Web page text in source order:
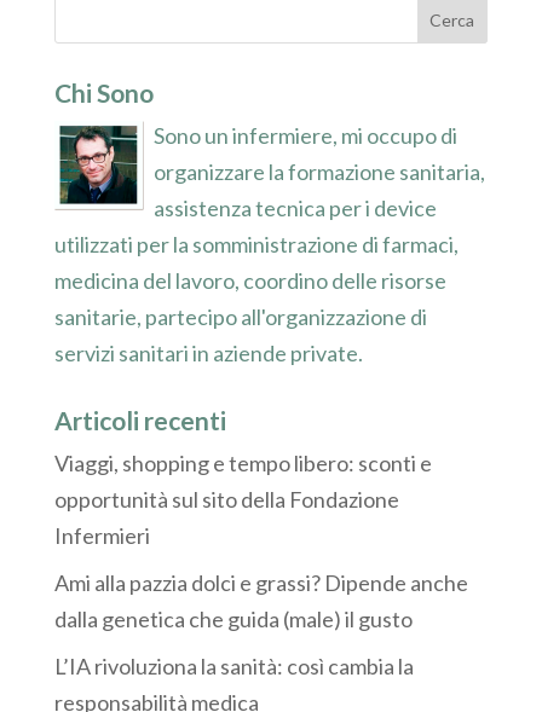
Chi Sono
Sono un infermiere, mi occupo di
organizzare la formazione sanitaria,
assistenza tecnica per i device
utilizzati per la somministrazione di farmaci,
medicina del lavoro, coordino delle risorse
sanitarie, partecipo all'organizzazione di
servizi sanitari in aziende private.
Articoli recenti
Viaggi, shopping e tempo libero: sconti e
opportunità sul sito della Fondazione
Infermieri
Ami alla pazzia dolci e grassi? Dipende anche
dalla genetica che guida (male) il gusto
L’IA rivoluziona la sanità: così cambia la
responsabilità medica